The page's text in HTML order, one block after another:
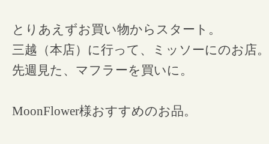
とりあえずお買い物からスタート。
三越（本店）に行って、ミッソーにのお店。
先週見た、マフラーを買いに。
MoonFlower様おすすめのお品。